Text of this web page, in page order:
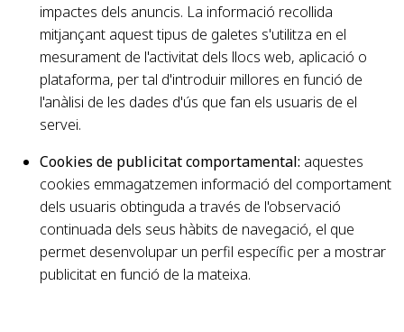
impactes dels anuncis. La informació recollida
mitjançant aquest tipus de galetes s'utilitza en el
mesurament de l'activitat dels llocs web, aplicació o
plataforma, per tal d'introduir millores en funció de
l'anàlisi de les dades d'ús que fan els usuaris de el
servei.
Cookies de publicitat comportamental: aquestes
cookies emmagatzemen informació del comportament
dels usuaris obtinguda a través de l'observació
continuada dels seus hàbits de navegació, el que
permet desenvolupar un perfil específic per a mostrar
publicitat en funció de la mateixa.